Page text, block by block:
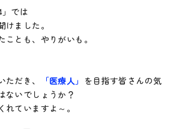
」では
ました。
とも、やりがいも。
だき、 「医療人」 を目指す皆さんの気
ないでしょうか？
ていますよ～。